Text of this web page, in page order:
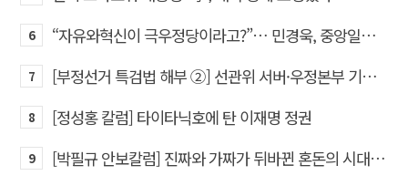
6 “자유와혁신이 극우정당이라고?”… 민경욱, 중앙일보 직격
7 [부정선거 특검법 해부 ②] 선관위 서버·우정본부 기록까지…‘증거를 끌어오는 칼’
8 [정성홍 칼럼] 타이타닉호에 탄 이재명 정권
9 [박필규 안보칼럼] 진짜와 가짜가 뒤바뀐 혼돈의 시대, 안보 파탄은 막아야